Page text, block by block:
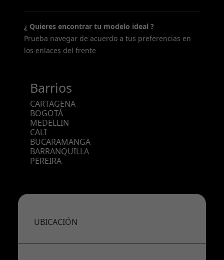
¿ Quieres encontrar tu modelo ideal ?
Prueba navegar de acuerdo a tus preferencias en
los enlaces del frente
Barrios
CARTAGENA
BOGOTÁ
MEDELLIN
CALI
BUCARAMANGA
BARRANQUILLA
PEREIRA
UBICACIÓN